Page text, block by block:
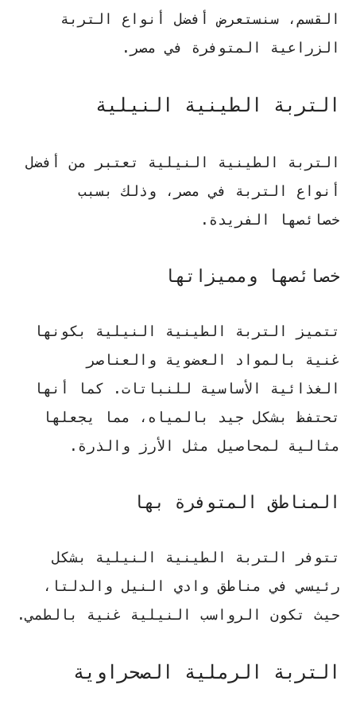
القسم، سنستعرض أفضل أنواع التربة
الزراعية المتوفرة في مصر.
التربة الطينية النيلية
التربة الطينية النيلية تعتبر من أفضل
أنواع التربة في مصر، وذلك بسبب
خصائصها الفريدة.
خصائصها ومميزاتها
تتميز التربة الطينية النيلية بكونها
غنية بالمواد العضوية والعناصر
الغذائية الأساسية للنباتات. كما أنها
تحتفظ بشكل جيد بالمياه، مما يجعلها
مثالية لمحاصيل مثل الأرز والذرة.
المناطق المتوفرة بها
تتوفر التربة الطينية النيلية بشكل
رئيسي في مناطق وادي النيل والدلتا،
حيث تكون الرواسب النيلية غنية بالطمي.
التربة الرملية الصحراوية